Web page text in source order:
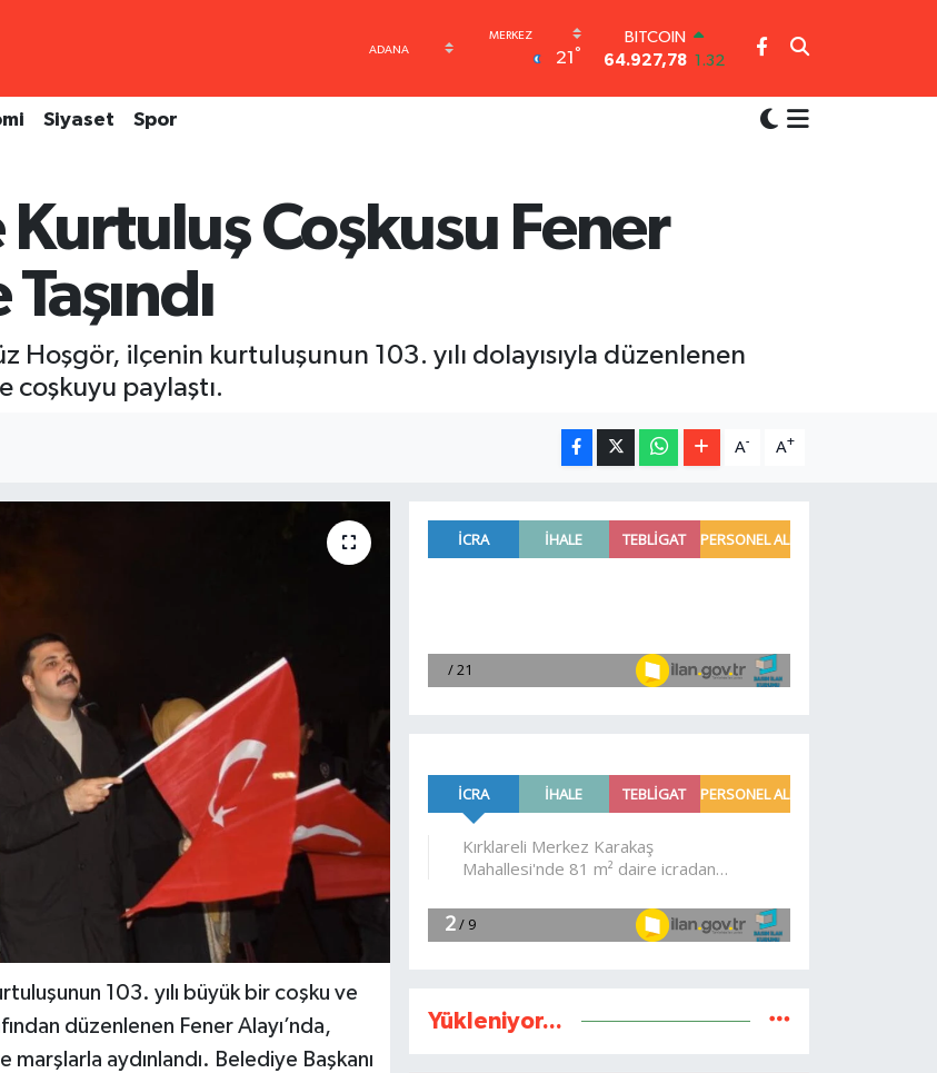
21 °
DOLAR
47,5894 0.08
BİST100
13.703
Siyaset Spor
Kurtuluş Coşkusu Fener
Hoşgör, ilçenin kurtuluşunun 103. yılı dolayısıyla düzenlenen
coşkuyu paylaştı.
A- A+
103. yılı büyük bir coşku ve
düzenlenen Fener Alayı’nda,
aydınlandı. Belediye Başkanı
Yükleniyor...